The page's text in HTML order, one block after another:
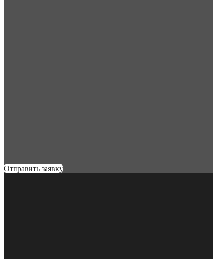
Отправить заявку